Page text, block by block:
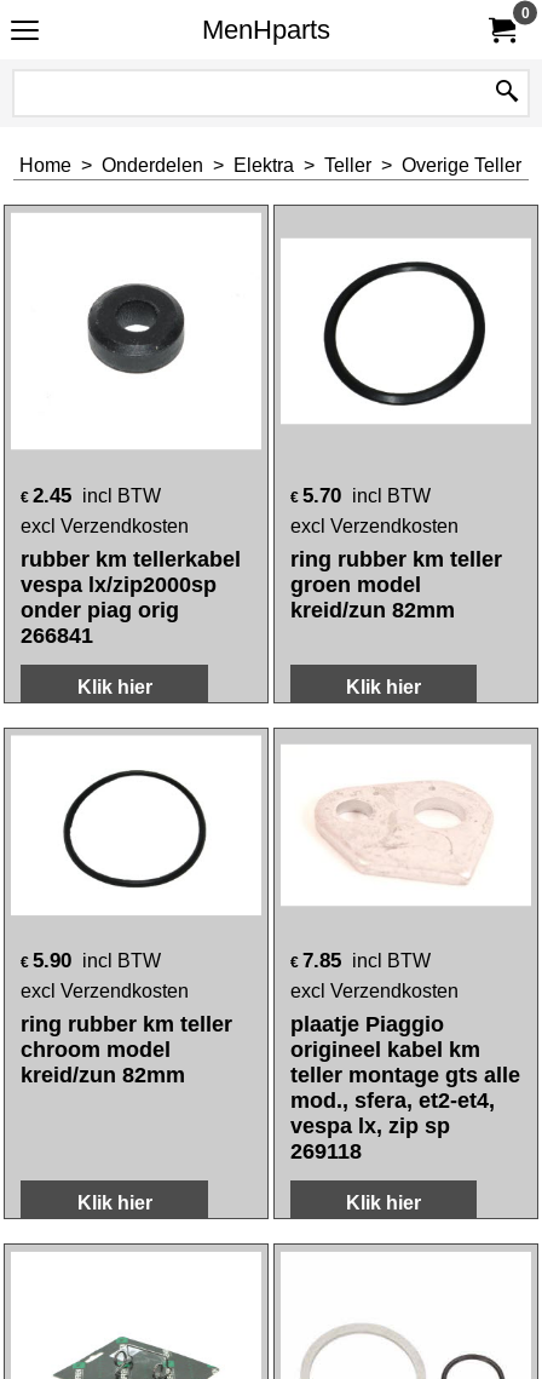
MenHparts
0
Home > Onderdelen > Elektra > Teller > Overige Teller
€ 2.45 incl BTW
excl Verzendkosten
rubber km tellerkabel
vespa lx/zip2000sp
onder piag orig
266841
Klik hier
€ 5.70 incl BTW
excl Verzendkosten
ring rubber km teller
groen model
kreid/zun 82mm
Klik hier
€ 5.90 incl BTW
excl Verzendkosten
ring rubber km teller
chroom model
€ 7.85 incl BTW
excl Verzendkosten
plaatje Piaggio
origineel kabel km
teller montage gts alle
mod., sfera, et2-et4,
vespa lx, zip sp
269118